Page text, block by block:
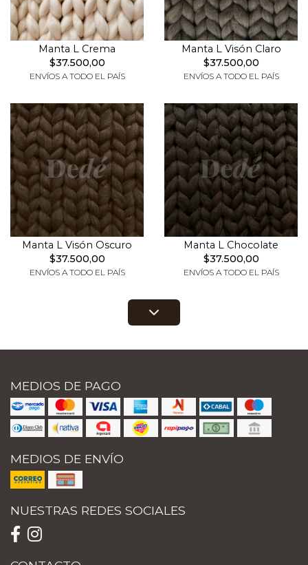
Manta L Crema
$37.500,00
ENVÍOS A TODO EL PAÍS
Manta L Visón Claro
$37.500,00
ENVÍOS A TODO EL PAÍS
Manta L Visón Oscuro
$37.500,00
ENVÍOS A TODO EL PAÍS
Manta L Chocolate
$37.500,00
ENVÍOS A TODO EL PAÍS
MEDIOS DE PAGO
MEDIOS DE ENVÍO
NUESTRAS REDES SOCIALES